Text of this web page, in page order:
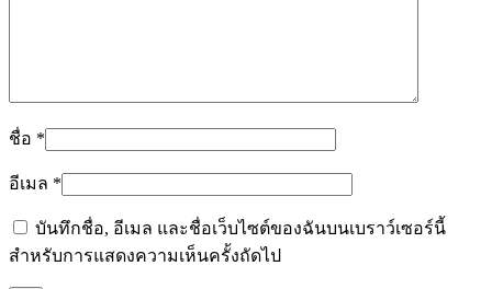
ชื่อ *
อีเมล *
บันทึกชื่อ, อีเมล และชื่อเว็บไซต์ของฉันบนเบราว์เซอร์นี้
สำหรับการแสดงความเห็นครั้งถัดไป